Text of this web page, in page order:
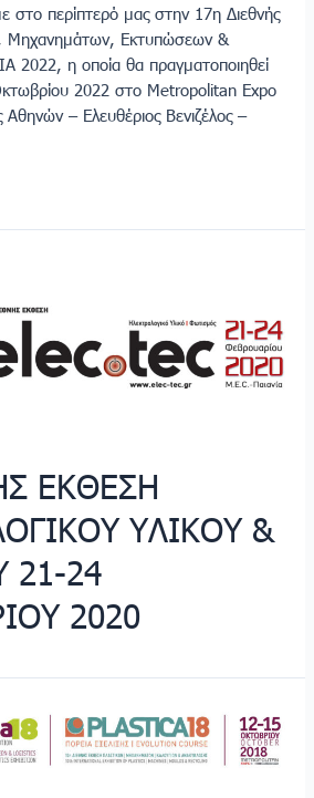
στο περίπτερό μας στην 17η Διεθνής
Μηχανημάτων, Εκτυπώσεων &
2022, η οποία θα πραγματοποιηθεί
2022 στο Metropolitan Expo
Αθηνών – Ελευθέριος Βενιζέλος –
ΕΚΘΕΣΗ
ΥΛΙΚΟΥ &
21-24
2020